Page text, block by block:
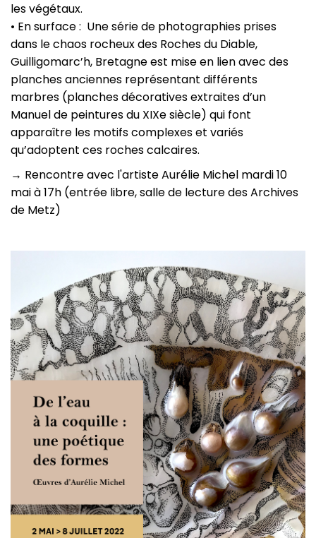
les végétaux.
• En surface : Une série de photographies prises
dans le chaos rocheux des Roches du Diable,
Guilligomarc’h, Bretagne est mise en lien avec des
planches anciennes représentant différents
marbres (planches décoratives extraites d’un
Manuel de peintures du XIXe siècle) qui font
apparaître les motifs complexes et variés
qu’adoptent ces roches calcaires.
→ Rencontre avec l'artiste Aurélie Michel mardi 10
mai à 17h (entrée libre, salle de lecture des Archives
de Metz)